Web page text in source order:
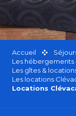
Accueil
Les hébergements
Les gîtes &
Les locations
Locations